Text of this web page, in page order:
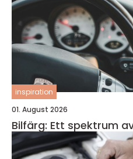
inspiration
01. August 2026
Bilfärg: Ett spektrum